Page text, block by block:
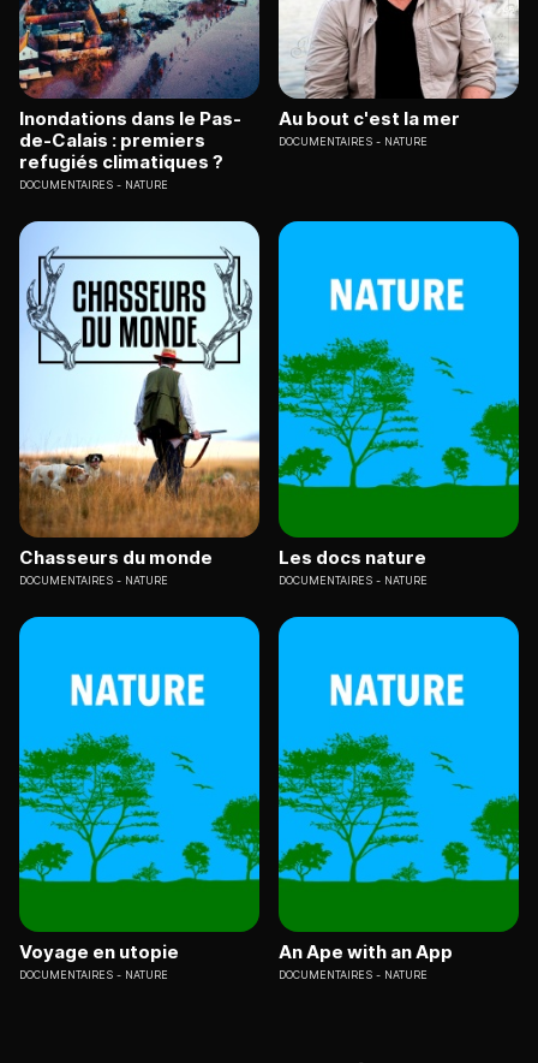
Inondations dans le Pas-
de-Calais : premiers
refugiés climatiques ?
DOCUMENTAIRES NATURE
Au bout c'est la mer
DOCUMENTAIRES NATURE
Chasseurs du monde
DOCUMENTAIRES NATURE
Les docs nature
DOCUMENTAIRES NATURE
Voyage en utopie
DOCUMENTAIRES NATURE
An Ape with an App
DOCUMENTAIRES NATURE